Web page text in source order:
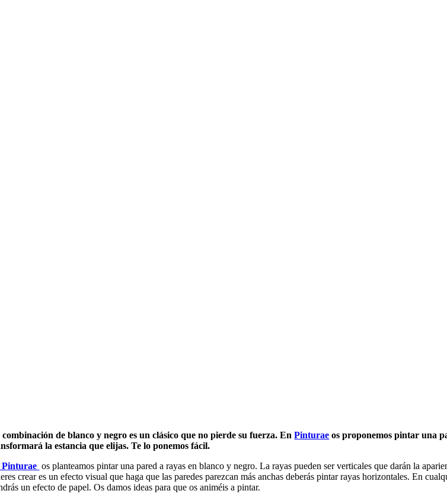
de blanco y negro es un clásico que no pierde su fuerza. EnPinturae os proponemos pintar una
la estancia que elijas. Te lo ponemos fácil.
Pinturae os planteamos pintar una pared a rayas en blanco y negro. La rayas pueden ser verticales que darán la
crear es un efecto visual que haga que las paredes parezcan más anchas deberás pintar rayas horizontales. En
un efecto de papel. Os damos ideas para que os animéis a pintar.